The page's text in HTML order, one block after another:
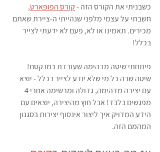
כשבניתי את הקורס הזה - קורס הפופארט,
חשבתי על עצמי מלפני שנהייתי ה-ציירת שאתם
מכירים. תאמינו או לא, פעם לא ידעתי לצייר
בכלל!
פיתחתי שיטה מדהימה שעובדת כמו קסם!
שיטה שבה כל מי שלא יודע לצייר בכלל - יוצא
מפגשים בלבד! אבל חוץ מהיצירה, יוצאים עם
הידע המדויק איך ליצור אינסוף יצירות בסגנון
המהמם הזה.